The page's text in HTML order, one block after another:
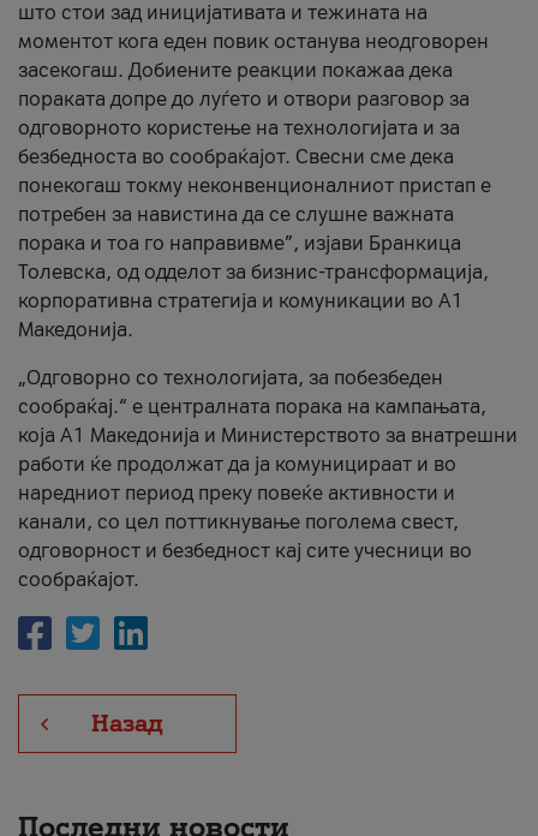
што стои зад иницијативата и тежината на
моментот кога еден повик останува неодговорен
засекогаш. Добиените реакции покажаа дека
пораката допре до луѓето и отвори разговор за
одговорното користење на технологијата и за
безбедноста во сообраќајот. Свесни сме дека
понекогаш токму неконвенционалниот пристап е
потребен за навистина да се слушне важната
порака и тоа го направивме”, изјави Бранкица
Толевска, од одделот за бизнис-трансформација,
корпоративна стратегија и комуникации во А1
Македонија.
„Одговорно со технологијата, за побезбеден
сообраќај.“ е централната порака на кампањата,
која A1 Македонија и Министерството за внатрешни
работи ќе продолжат да ја комуницираат и во
наредниот период преку повеќе активности и
канали, со цел поттикнување поголема свест,
одговорност и безбедност кај сите учесници во
сообраќајот.
Назад
Последни новости